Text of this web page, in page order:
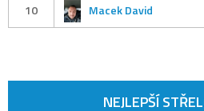
10
Macek David
NEJLEPŠÍ